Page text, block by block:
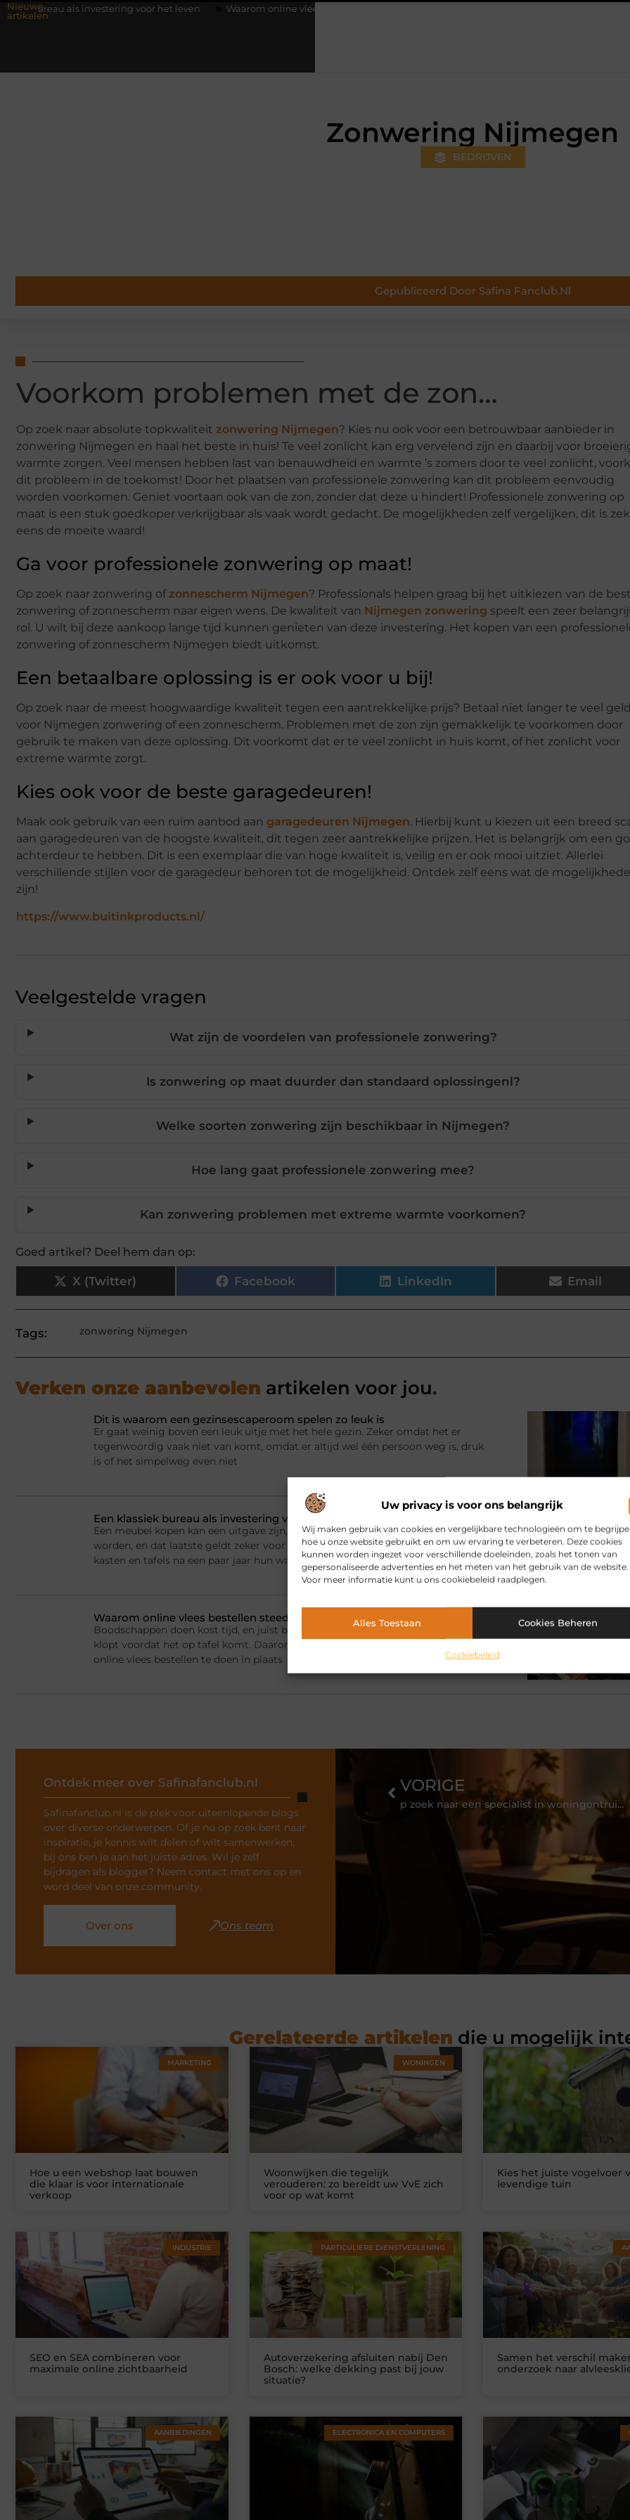
Uw privacy is voor ons belangrijk
Wij maken gebruik van cookies en vergelijkbare technologieën om te
hoe u onze website gebruikt en om uw ervaring te verbeteren. Deze cookies
kunnen worden ingezet voor verschillende doeleinden, zoals het tonen van
gepersonaliseerde advertenties en het meten van het gebruik van de website.
Voor meer informatie kunt u ons cookiebeleid raadplegen.
Alles Toestaan Cookies Beheren
Cookiebeleid
Nieuwe
artikelen
investering voor het leven Waarom online vlees bestellen steeds gewoner wordt
Zonwering Nijmegen
BEDRIJVEN
Gepubliceerd Door Safina Fanclub.nl
Voorkom problemen met de zon…
Op zoek naar absolute topkwaliteit zonwering Nijmegen? Kies nu ook voor een betrouwbaar aanbieder in
zonwering Nijmegen en haal het beste in huis! Te veel zonlicht kan erg vervelend zijn en daarbij voor
warmte zorgen. Veel mensen hebben last van benauwdheid en warmte ’s zomers door te veel zonlicht,
dit probleem in de toekomst! Door het plaatsen van professionele zonwering kan dit probleem eenvoudig
worden voorkomen. Geniet voortaan ook van de zon, zonder dat deze u hindert! Professionele zonwering op
maat is een stuk goedkoper verkrijgbaar als vaak wordt gedacht. De mogelijkheden zelf vergelijken, dit is
eens de moeite waard!
Ga voor professionele zonwering op maat!
Op zoek naar zonwering ofzonnescherm Nijmegen? Professionals helpen graag bij het uitkiezen van de
zonwering of zonnescherm naar eigen wens. De kwaliteit van Nijmegen zonwering speelt een zeer
rol. U wilt bij deze aankoop lange tijd kunnen genieten van deze investering. Het kopen van een
zonwering of zonnescherm Nijmegen biedt uitkomst.
Een betaalbare oplossing is er ook voor u bij!
Op zoek naar de meest hoogwaardige kwaliteit tegen een aantrekkelijke prijs? Betaal niet langer te veel
voor Nijmegen zonwering of een zonnescherm. Problemen met de zon zijn gemakkelijk te voorkomen door
gebruik te maken van deze oplossing. Dit voorkomt dat er te veel zonlicht in huis komt, of het zonlicht voor
extreme warmte zorgt.
Kies ook voor de beste garagedeuren!
Maak ook gebruik van een ruim aanbod aan garagedeuren Nijmegen. Hierbij kunt u kiezen uit een breed
aan garagedeuren van de hoogste kwaliteit, dit tegen zeer aantrekkelijke prijzen. Het is belangrijk om een
achterdeur te hebben. Dit is een exemplaar die van hoge kwaliteit is, veilig en er ook mooi uitziet. Allerlei
verschillende stijlen voor de garagedeur behoren tot de mogelijkheid. Ontdek zelf eens wat de
zijn!
https://www.buitinkproducts.nl/
Veelgestelde vragen
Wat zijn de voordelen van professionele zonwering?
Is zonwering op maat duurder dan standaard oplossingenl?
Welke soorten zonwering zijn beschikbaar in Nijmegen?
Hoe lang gaat professionele zonwering mee?
Kan zonwering problemen met extreme warmte voorkomen?
Goed artikel? Deel hem dan op:
X (Twitter) Facebook LinkedIn Email
Tags: zonwering Nijmegen
Verken onze aanbevolen artikelen voor jou.
Dit is waarom een gezinsescaperoom spelen zo leuk is
Er gaat weinig boven een leuk uitje met het hele gezin. Zeker omdat het er
tegenwoordig vaak niet van komt, omdat er altijd wel één persoon weg is, druk
is of het simpelweg even niet
Een klassiek bureau als investering voor het leven
Een meubel kopen kan een uitgave zijn, maar het kan ook een investering
worden, en dat laatste geldt zeker voor klassieke meubels. Waar goedkope
kasten en tafels na een paar jaar hun waarde verliezen, houden
Waarom online vlees bestellen steeds gewoner wordt
Boodschappen doen kost tijd, en juist bij vlees wilt u zeker weten dat de kwaliteit
klopt voordat het op tafel komt. Daarom kiezen steeds meer mensen ervoor om
online vlees bestellen te doen in plaats
Ontdek meer over Safinafanclub.nl
Safinafanclub.nl is dé plek voor uiteenlopende blogs
over diverse onderwerpen. Of je nu op zoek bent naar
inspiratie, je kennis wilt delen of wilt samenwerken,
bij ons ben je aan het juiste adres. Wil je zelf
bijdragen als blogger? Neem contact met ons op en
word deel van onze community.
Over ons Ons team
VORIGE
p zoek naar een specialist in woningontruiming Zwolle of Apeldoorn?
Gerelateerde artikelen die u mogelijk
MARKETING
Hoe u een webshop laat bouwen
die klaar is voor internationale
verkoop
WONINGEN
Woonwijken die tegelijk
verouderen: zo bereidt uw VvE zich
voor op wat komt
Kies het juiste vogelvoer
levendige tuin
INDUSTRIE
SEO en SEA combineren voor
maximale online zichtbaarheid
PARTICULIERE DIENSTVERLENING
Autoverzekering afsluiten nabij Den
Bosch: welke dekking past bij jouw
situatie?
Samen het verschil
onderzoek naar
AANBIEDINGEN ELECTRONICA EN COMPUTERS